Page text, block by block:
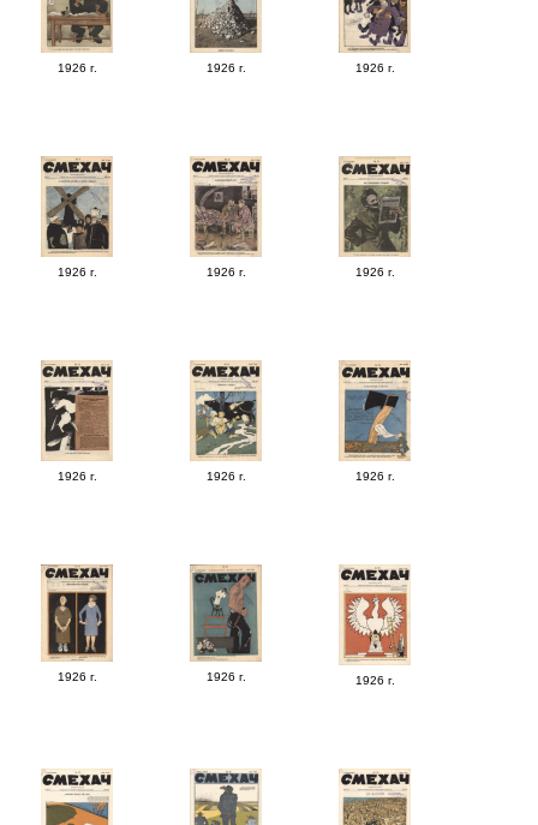
1926 г. 1926 г. 1926 г.
1926 г. 1926 г. 1926 г.
1926 г. 1926 г. 1926 г.
1926 г. 1926 г. 1926 г.